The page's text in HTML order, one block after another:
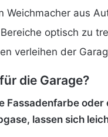
Weichmacher aus
optisch zu
verleihen der
die Garage?
Fassadenfarbe
lassen sich